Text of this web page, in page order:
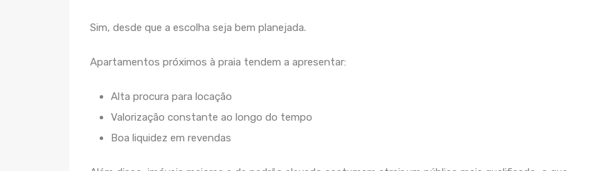
Sim, desde que a escolha seja bem planejada.
Apartamentos próximos à praia tendem a apresentar:
Alta procura para locação
Valorização constante ao longo do tempo
Boa liquidez em revendas